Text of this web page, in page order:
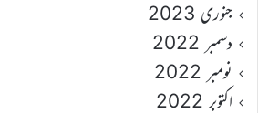
جنوری 2023
دسمبر 2022
نومبر 2022
اکتوبر 2022